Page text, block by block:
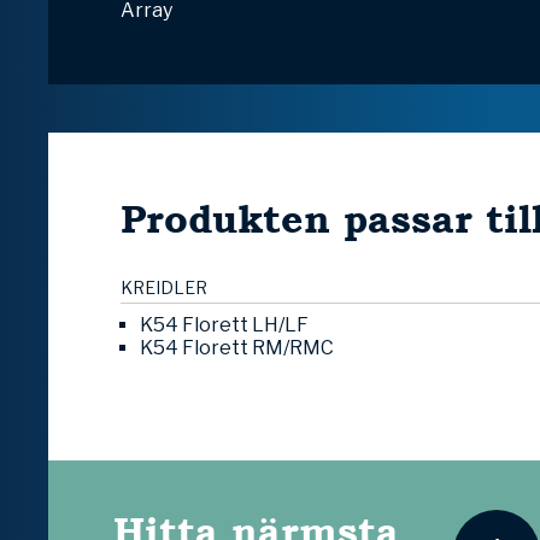
Array
Produkten passar
KREIDLER
K54 Florett LH/LF
K54 Florett RM/RMC